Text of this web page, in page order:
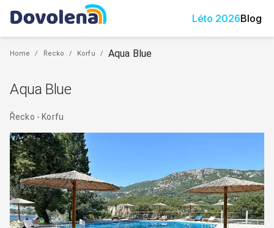
Léto 2026Blog
Home / Řecko / Korfu / Aqua Blue
Aqua Blue
Řecko - Korfu